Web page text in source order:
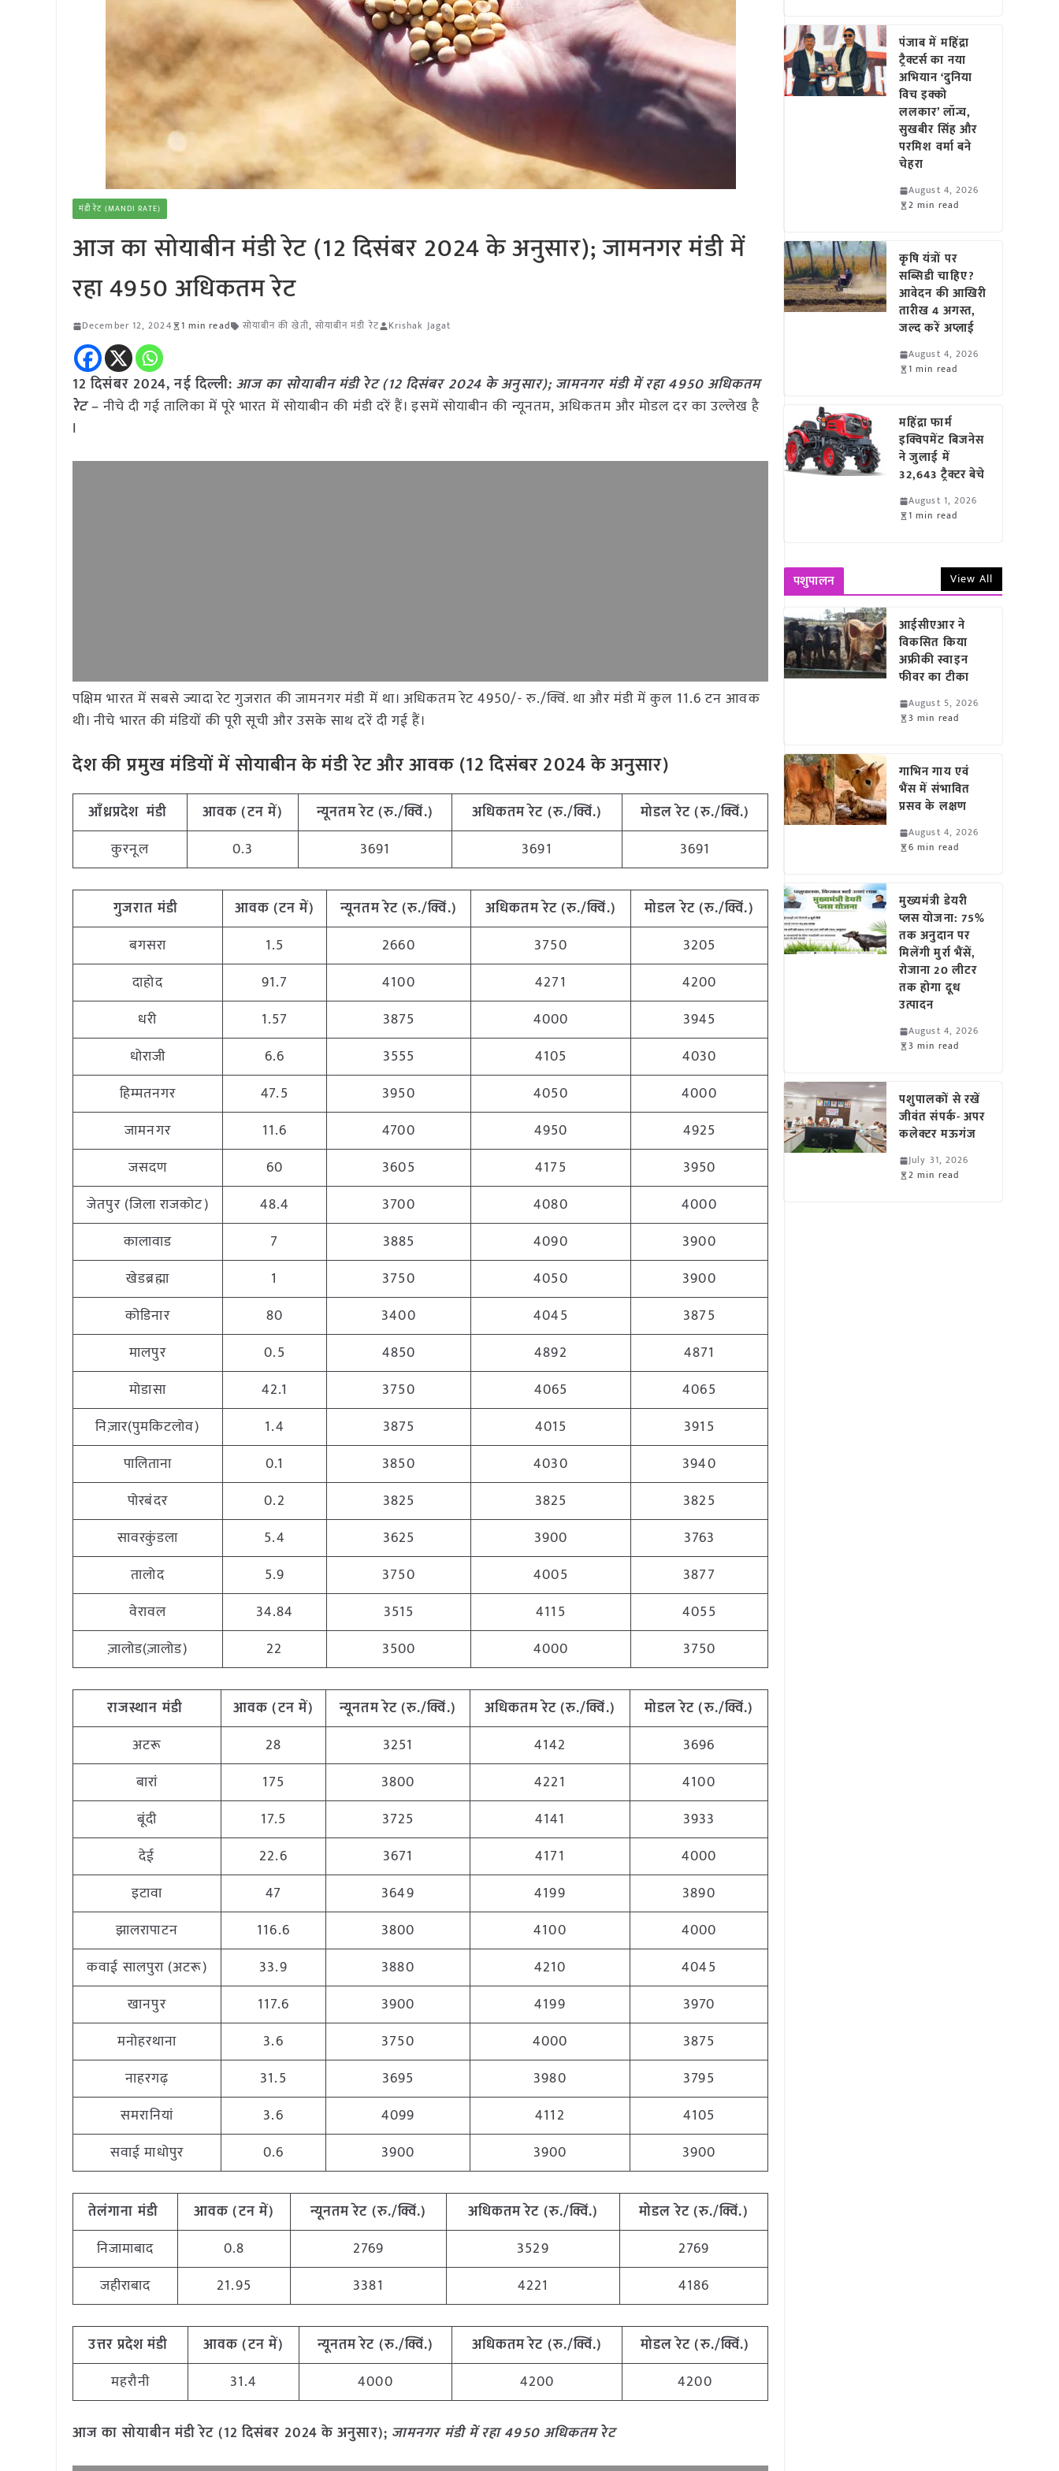
मंडी रेट (MANDI RATE)
आज का सोयाबीन मंडी रेट (12 दिसंबर 2024 के अनुसार); जामनगर मंडी में
रहा 4950 अधिकतम रेट
December 12, 2024 1 min read सोयाबीन की खेती, सोयाबीन मंडी रेट Krishak Jagat
12 दिसंबर 2024, नई दिल्ली: आज का सोयाबीन मंडी रेट (12 दिसंबर 2024 के अनुसार); जामनगर मंडी में रहा 4950 अधिकतम
रेट –नीचे दी गई तालिका में पूरे भारत में सोयाबीन की मंडी दरें हैं। इसमें सोयाबीन की न्यूनतम, अधिकतम और मोडल दर का उल्लेख है
I
पक्षिम भारत में सबसे ज्यादा रेट गुजरात की जामनगर मंडी में था। अधिकतम रेट 4950/- रु./क्विं. था और मंडी में कुल 11.6 टन आवक
थी। नीचे भारत की मंडियों की पूरी सूची और उसके साथ दरें दी गई हैं।
देश की प्रमुख मंडियों में सोयाबीन के मंडी रेट और आवक (12दिसंबर2024के अनुसार)
आँध्रप्रदेश मंडी आवक (टन में) न्यूनतम रेट (रु./क्विं.) अधिकतम रेट (रु./क्विं.) मोडल रेट(रु./क्विं.)
कुरनूल
0.3 3691 3691 3691
गुजरात मंडी आवक (टन में) न्यूनतम रेट (रु./क्विं.) अधिकतम रेट (रु./क्विं.) मोडल रेट(रु./क्विं.)
बगसरा
1.5 2660 3750
3205
दाहोद
91.7 4100 4271
4200
धरी
1.57 3875 4000
3945
धोराजी
6.6 3555 4105
4030
हिम्मतनगर
47.5 3950 4050
4000
जामनगर
11.6 4700 4950
4925
जसदण
60 3605 4175
3950
जेतपुर (जिला राजकोट)
48.4 3700 4080
4000
कालावाड
7 3885 4090
3900
खेडब्रह्मा
1 3750 4050
3900
कोडिनार
80 3400 4045
3875
मालपुर
0.5 4850 4892
4871
मोडासा
42.1 3750 4065
4065
निज़ार(पुमकिटलोव)
1.4 3875 4015
3915
पालिताना
0.1 3850 4030
3940
पोरबंदर
0.2 3825 3825
3825
सावरकुंडला
5.4 3625 3900
3763
तालोद
5.9 3750 4005
3877
वेरावल
34.84 3515 4115
4055
ज़ालोड(ज़ालोड)
22 3500 4000 3750
राजस्थान मंडी आवक (टन में) न्यूनतम रेट (रु./क्विं.) अधिकतम रेट (रु./क्विं.) मोडल रेट(रु./क्विं.)
अटरू
28 3251 4142
3696
बारां
175 3800 4221
4100
बूंदी
17.5 3725 4141
3933
देई
22.6 3671 4171
4000
इटावा
47 3649 4199
3890
झालरापाटन
116.6 3800 4100
4000
कवाई सालपुरा (अटरू)
33.9 3880 4210
4045
खानपुर
117.6 3900 4199
3970
मनोहरथाना
3.6 3750 4000
3875
नाहरगढ़
31.5 3695 3980
3795
समरानियां
3.6 4099 4112
4105
सवाई माधोपुर
0.6 3900 3900 3900
तेलंगाना मंडी आवक (टन में) न्यूनतम रेट (रु./क्विं.) अधिकतम रेट (रु./क्विं.) मोडल रेट(रु./क्विं.)
निजामाबाद
0.8 2769 3529
2769
जहीराबाद
21.95 3381 4221 4186
उत्तर प्रदेश मंडी आवक (टन में) न्यूनतम रेट (रु./क्विं.) अधिकतम रेट (रु./क्विं.) मोडल रेट(रु./क्विं.)
महरौनी
31.4 4000 4200 4200
आज का सोयाबीन मंडी रेट (12 दिसंबर 2024 के अनुसार); जामनगर मंडी में रहा 4950 अधिकतम रेट
पंजाब में महिंद्रा
ट्रैक्टर्स का नया
अभियान ‘दुनिया
विच इक्को
ललकार’ लॉन्च,
सुखबीर सिंह और
परमिश वर्मा बने
चेहरा
August 4, 2026
2 min read
कृषि यंत्रों पर
सब्सिडी चाहिए?
आवेदन की आखिरी
तारीख 4 अगस्त,
जल्द करें अप्लाई
August 4, 2026
1 min read
महिंद्रा फार्म
इक्विपमेंट बिजनेस
ने जुलाई में
32,643 ट्रैक्टर बेचे
August 1, 2026
1 min read
पशुपालन View All
आईसीएआर ने
विकसित किया
अफ्रीकी स्वाइन
फीवर का टीका
August 5, 2026
3 min read
गाभिन गाय एवं
भैंस में संभावित
प्रसव के लक्षण
August 4, 2026
6 min read
मुख्यमंत्री डेयरी
प्लस योजना: 75%
तक अनुदान पर
मिलेंगी मुर्रा भैंसें,
रोजाना 20 लीटर
तक होगा दूध
उत्पादन
August 4, 2026
3 min read
पशुपालकों से रखें
जीवंत संपर्क- अपर
कलेक्टर मऊगंज
July 31, 2026
2 min read